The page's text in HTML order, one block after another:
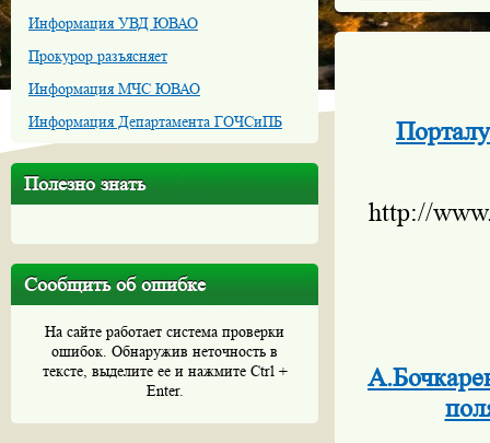
Информация УВД ЮВАО
Прокурор разъясняет
Информация МЧС ЮВАО
Информация Департамента ГОЧСиПБ
Полезно знать
Сообщить об ошибке
На сайте работает система проверки
ошибок. Обнаружив неточность в
тексте, выделите ее и нажмите Ctrl +
Enter.
http://